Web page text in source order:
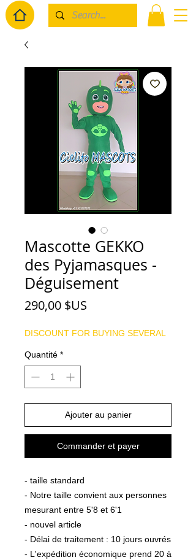
Mascotte GEKKO
des Pyjamasques -
Déguisement
290,00 $US
DISCOUNT FOR BUYING SEVERAL
Quantité *
Ajouter au panier
Commander et payer
- taille standard
- Notre taille convient aux personnes
mesurant entre 5'8 et 6'1
- nouvel article
- Délai de traitement : 10 jours ouvrés
- L'expédition économique prend 20 à